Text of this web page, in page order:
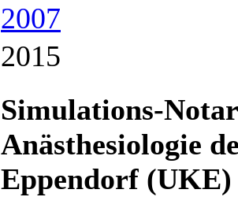
2007
2015
Simulations-
Anästhesiologie
Eppendorf